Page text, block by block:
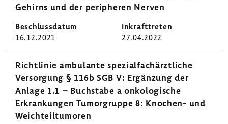
Gehirns und der peri­pheren Nerven
16.12.2021 27.04.2022
Richt­linie ambu­lante spezi­al­fach­ärzt­liche
Versor­gung § 116b SGB V: Ergän­zung der
Anlage 1.1 – Buch­stabe a onko­lo­gi­sche
Erkran­kungen Tumor­gruppe 8: Knochen-​ und
Weich­teil­tu­moren